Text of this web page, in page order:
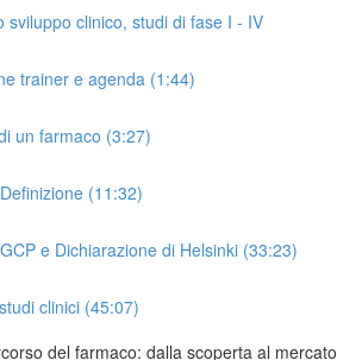
sviluppo clinico, studi di fase I - IV
trainer e agenda (1:44)
un farmaco (3:27)
(11:32)
e Dichiarazione di Helsinki (33:23)
clinici (45:07)
del farmaco: dalla scoperta al mercato